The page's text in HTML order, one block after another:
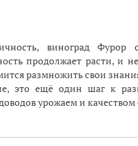
виноград Фурор
продолжает расти, и
размножить свои
это ещё один шаг к
урожаем и